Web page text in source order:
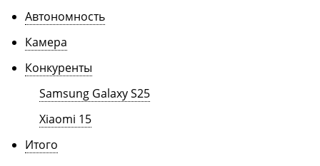
Автономность
Камера
Конкуренты
Samsung Galaxy S25
Xiaomi 15
Итого